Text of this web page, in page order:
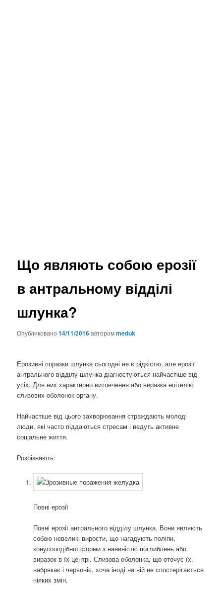
Що являють собою ерозії
в антральному відділі
шлунка?
Опубликовано14/11/2016авторомmeduk
Ерозивні поразки шлунка сьогодні не є рідкістю, але ерозії
антрального відділу шлунка діагностуються найчастіше від
усіх. Для них характерно витончення або виразка епітелію
слизових оболонок органу.
Найчастіше від цього захворювання страждають молоді
люди, які часто піддаються стресам і ведуть активне
соціальне життя.
Розрізняють:
Повні ерозії
Повні ерозії антрального відділу шлунка. Вони являють
собою невеликі вирости, що нагадують поліпи,
конусоподібної форми з наявністю поглиблень або
виразок в їх центрі. Слизова оболонка, що оточує їх,
набрякає і червоніє, хоча іноді на ній не спостерігається
ніяких змін.